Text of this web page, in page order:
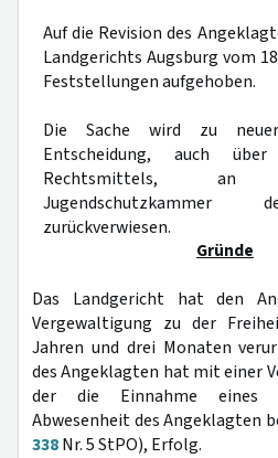
Auf die Revision des
Landgerichts Augsburg vom
Feststellungen aufgehoben.
Die Sache wird zu
Entscheidung, auch
Rechtsmittels,
Jugendschutzkammer
zurückverwiesen.
Gründe
Das Landgericht hat den
Vergewaltigung zu der
Jahren und drei Monaten
des Angeklagten hat mit einer
der die Einnahme eines
Abwesenheit des Angeklagten
338Nr. 5 StPO), Erfolg.